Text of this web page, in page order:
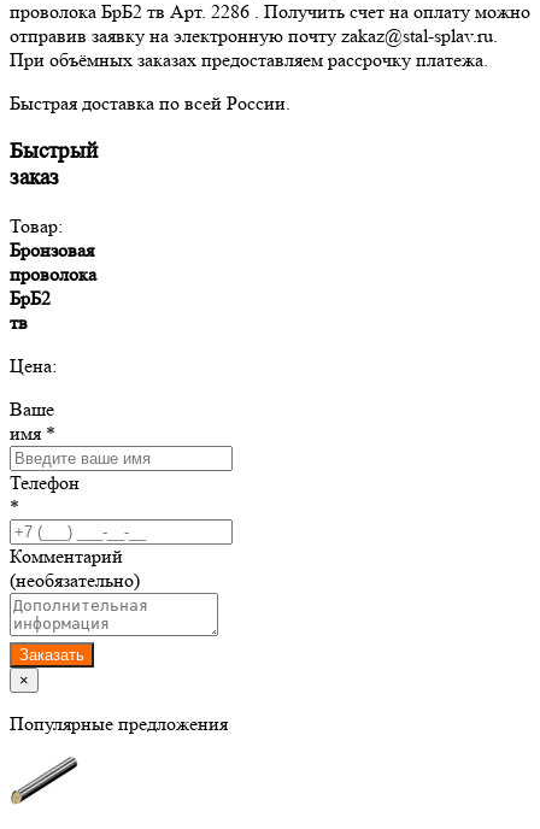
проволока БрБ2 тв Арт. 2286 . Получить счет на оплату можно
отправив заявку на электронную почту zakaz@stal-splav.ru.
При объёмных заказах предоставляем рассрочку платежа.
Быстрая доставка по всей России.
Быстрый
заказ
Товар:
Бронзовая
проволока
БрБ2
тв
Цена:
Ваше
имя *
Телефон
*
Комментарий
(необязательно)
Заказать
×
Популярные предложения